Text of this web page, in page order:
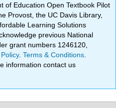
of Education Open Textbook Pilot
Provost, the UC Davis Library,
Learning Solutions
previous National
grant numbers 1246120,
.Terms & Conditions
information contact us